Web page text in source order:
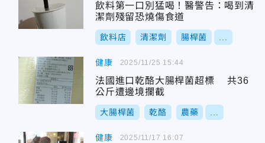
飲料第一口別猛喝！醫警告：喝到清
潔劑殘留恐燒傷食道
飲料店 清潔劑 腸桿菌
健康
法國進口乾酪大腸桿菌超標 共36
公斤遭邊境攔截
大腸桿菌 乾酪 農藥
2025/11/25 15:44
健康 2025/11/17 16:07